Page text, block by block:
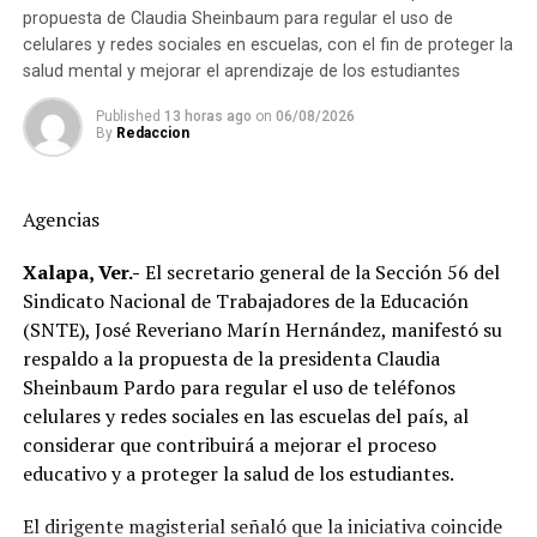
Hasta ahora, las instancias responsables no han
informado la conclusión de las investigaciones ni la
emisión de sanciones o resoluciones específicas. El
proceso de regularización continúa conforme a los
mecanismos legales y administrativos establecidos,
es consolidar una universidad con mayor transparencia,
comunidad universitaria.
Añadió que el sector trabaja en una evaluación para
determinar el alcance de las afectaciones y definir
mercado.
durante su traslado desde Estados Unidos hasta
de refrigeración, afectando la frescura del producto.
Explicó que el huevo cruza la frontera, es almacenado en
bodegas y posteriormente distribuido hacia estados
como Veracruz, por lo que el tiempo de traslado puede
influir en sus condiciones de conservación si no se
mantiene la temperatura adecuada.
propuesta de Claudia Sheinbaum para regular el uso de
celulares y redes sociales en escuelas, con el fin de proteger la
salud mental y mejorar el aprendizaje de los estudiantes
Published 13 horas ago on 06/08/2026
By Redaccion
Agencias
Xalapa, Ver.- El secretario general de la Sección 56 del
Sindicato Nacional de Trabajadores de la Educación
(SNTE), José Reveriano Marín Hernández, manifestó su
respaldo a la propuesta de la presidenta Claudia
Sheinbaum Pardo para regular el uso de teléfonos
celulares y redes sociales en las escuelas del país, al
considerar que contribuirá a mejorar el proceso
educativo y a proteger la salud de los estudiantes.
El dirigente magisterial señaló que la iniciativa coincide